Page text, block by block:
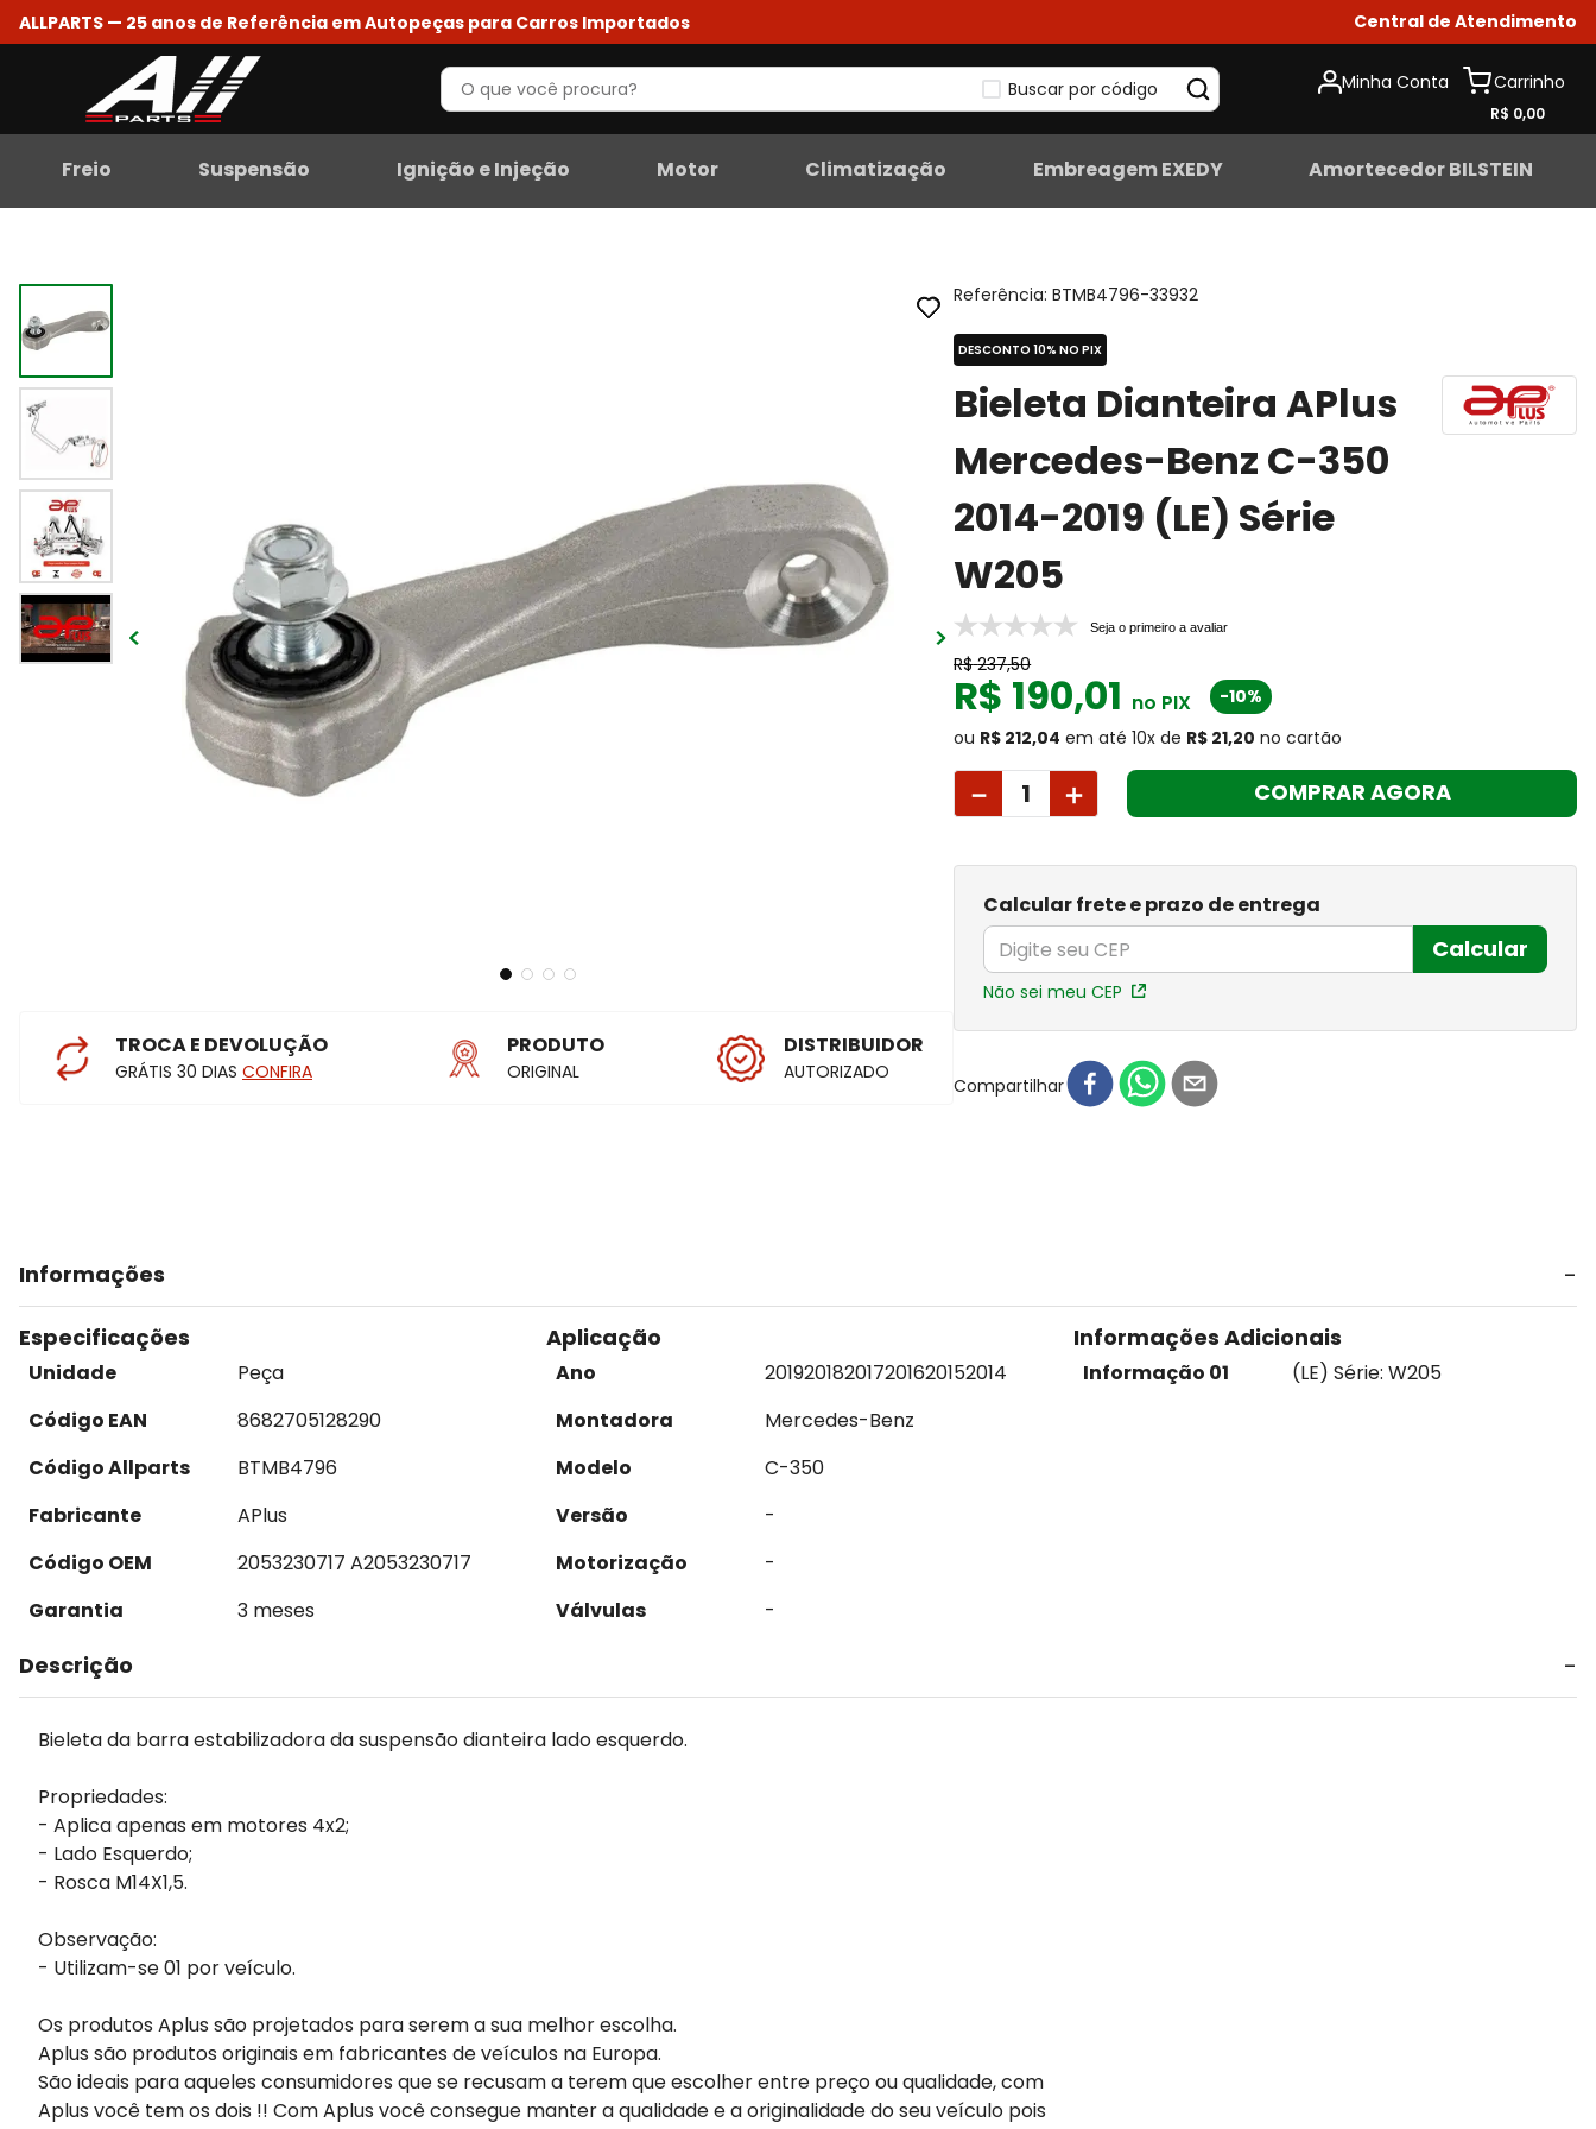
ALLPARTS — 25 anos de Referência em Autopeças para Carros Importados Central de Atendimento
Buscar por código Minha Conta
R$ 0,00
Freio Suspensão Ignição e Injeção Motor Climatização Embreagem EXEDY Amortecedor BILSTEIN
TROCA E DEVOLUÇÃO
GRÁTIS 30 DIAS CONFIRA
PRODUTO
ORIGINAL
DISTRIBUIDOR
AUTORIZADO
Referência:BTMB4796-33932
DESCONTO 10% NO PIX
Bieleta Dianteira APlus
Mercedes-Benz C-350
2014-2019 (LE) Série
W205
Seja o primeiro a avaliar
R$ 237,50
R$ 190,01 no PIX
-10%
ou R$ 212,04 em até 10x de R$ 21,20 no cartão
＋
－ COMPRAR AGORA
Calcular frete e prazo de entrega
Calcular
Não sei meu CEP
Compartilhar
Informações
Especificações
Unidade
Peça
Código EAN
8682705128290
Código Allparts
BTMB4796
Fabricante
APlus
Código OEM
2053230717 A2053230717
Garantia
3 meses
Aplicação
Ano 201920182017201620152014
Montadora
Mercedes-Benz
Modelo
C-350
Versão
-
Motorização
-
Válvulas
-
Informações Adicionais
Informação 01 (LE) Série: W205
Descrição
Bieleta da barra estabilizadora da suspensão dianteira lado esquerdo.
Propriedades:
- Aplica apenas em motores 4x2;
- Lado Esquerdo;
- Rosca M14X1,5.
Observação:
- Utilizam-se 01 por veículo.
Os produtos Aplus são projetados para serem a sua melhor escolha.
Aplus são produtos originais em fabricantes de veículos na Europa.
São ideais para aqueles consumidores que se recusam a terem que escolher entre preço ou qualidade, com
Aplus você tem os dois !! Com Aplus você consegue manter a qualidade e a originalidade do seu veículo pois